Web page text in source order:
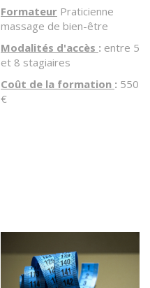
Formateur Praticienne
massage de bien-être
Modalités d'accès : entre 5
et 8 stagiaires
Coût de la formation : 550
€